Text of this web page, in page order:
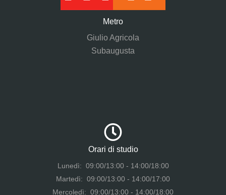
Metro
Giulio Agricola
Subaugusta
Orari di studio
Lunedì: 09:00/13:00 - 14:00/18:00
Martedì: 09:00/13:00 - 14:00/17:00
Mercoledì: 09:00/13:00 - 14:00/18:00